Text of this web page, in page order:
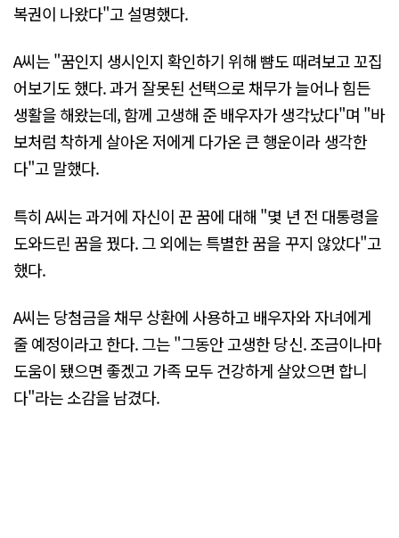
복권이 나왔다"고 설명했다.
A씨는 "꿈인지 생시인지 확인하기 위해 뺨도 때려보고 꼬집
어보기도 했다. 과거 잘못된 선택으로 채무가 늘어나 힘든
생활을 해왔는데, 함께 고생해 준 배우자가 생각났다"며 "바
보처럼 착하게 살아온 저에게 다가온 큰 행운이라 생각한
다"고 말했다.
특히 A씨는 과거에 자신이 꾼 꿈에 대해 "몇 년 전 대통령을
도와드린 꿈을 꿨다. 그 외에는 특별한 꿈을 꾸지 않았다"고
했다.
A씨는 당첨금을 채무 상환에 사용하고 배우자와 자녀에게
줄 예정이라고 한다. 그는 "그동안 고생한 당신. 조금이나마
도움이 됐으면 좋겠고 가족 모두 건강하게 살았으면 합니
다"라는 소감을 남겼다.